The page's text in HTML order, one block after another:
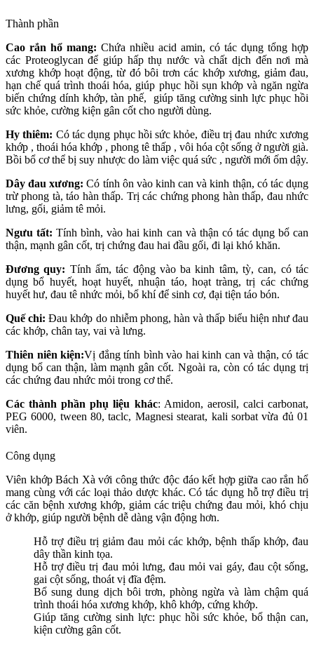
Thành phần
Cao rắn hổ mang: Chứa nhiều acid amin, có tác dụng tổng hợp
các Proteoglycan để giúp hấp thụ nước và chất dịch đến nơi mà
xương khớp hoạt động, từ đó bôi trơn các khớp xương, giảm đau,
hạn chế quá trình thoái hóa, giúp phục hồi sụn khớp và ngăn ngừa
biến chứng dính khớp, tàn phế, giúp tăng cường sinh lực phục hồi
sức khỏe, cường kiện gân cốt cho người dùng.
Hy thiêm: Có tác dụng phục hồi sức khỏe, điều trị đau nhức xương
khớp , thoái hóa khớp , phong tê thấp , vôi hóa cột sống ở người già.
Bồi bổ cơ thể bị suy nhược do làm việc quá sức , người mới ốm dậy.
Dây đau xương:Có tính ôn vào kinh can và kinh thận, có tác dụng
trừ phong tà, táo hàn thấp. Trị các chứng phong hàn thấp, đau nhức
lưng, gối, giảm tê mỏi.
Ngưu tất:Tính bình, vào hai kinh can và thận có tác dụng bổ can
thận, mạnh gân cốt, trị chứng đau hai đầu gối, đi lại khó khăn.
Đương quy: Tính ấm, tác động vào ba kinh tâm, tỳ, can, có tác
dụng bổ huyết, hoạt huyết, nhuận táo, hoạt tràng, trị các chứng
huyết hư, đau tê nhức mỏi, bổ khí để sinh cơ, đại tiện táo bón.
Quế chi:Ðau khớp do nhiễm phong, hàn và thấp biểu hiện như đau
các khớp, chân tay, vai và lưng.
Thiên niên kiện:Vị đắng tính bình vào hai kinh can và thận, có tác
dụng bổ can thận, làm mạnh gân cốt. Ngoài ra, còn có tác dụng trị
các chứng đau nhức mỏi trong cơ thể.
Các thành phần phụ liệu khác: Amidon, aerosil, calci carbonat,
PEG 6000, tween 80, taclc, Magnesi stearat, kali sorbat vừa đủ 01
viên.
Công dụng
Viên khớp Bách Xà với công thức độc đáo kết hợp giữa cao rắn hổ
mang cùng với các loại thảo dược khác. Có tác dụng hỗ trợ điều trị
các căn bệnh xương khớp, giảm các triệu chứng đau mỏi, khó chịu
ở khớp, giúp người bệnh dễ dàng vận động hơn.
Hỗ trợ điều trị giảm đau mỏi các khớp, bệnh thấp khớp, đau
dây thần kinh tọa.
Hỗ trợ điều trị đau mỏi lưng, đau mỏi vai gáy, đau cột sống,
gai cột sống, thoát vị đĩa đệm.
Bổ sung dung dịch bôi trơn, phòng ngừa và làm chậm quá
trình thoái hóa xương khớp, khô khớp, cứng khớp.
Giúp tăng cường sinh lực: phục hồi sức khỏe, bổ thận can,
kiện cường gân cốt.